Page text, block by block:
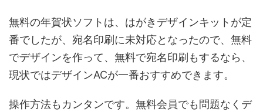
無料の年賀状ソフトは、はがきデザインキットが定
番でしたが、宛名印刷に未対応となったので、無料
でデザインを作って、無料で宛名印刷もするなら、
現状ではデザインACが一番おすすめできます。
操作方法もカンタンです。無料会員でも問題なくデ